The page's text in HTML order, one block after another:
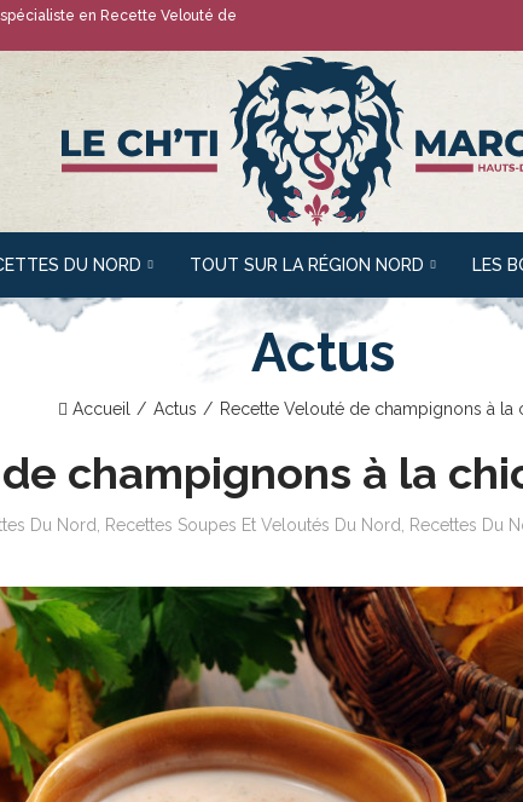
en Recette Velouté de
DU NORD TOUT SUR LA RÉGION NORD LES
Actus
Accueil Actus Recette Velouté de champignons à la
champignons à la
Du Nord Recettes Soupes Et Veloutés Du Nord Recettes Du